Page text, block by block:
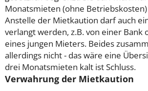
Monatsmieten (ohne
Anstelle der Mietkaution darf auch
verlangt werden, z.B. von einer Bank
eines jungen Mieters. Beides
allerdings nicht - das wäre eine
drei Monatsmieten kalt ist Schluss.
Verwahrung der Mietkaution